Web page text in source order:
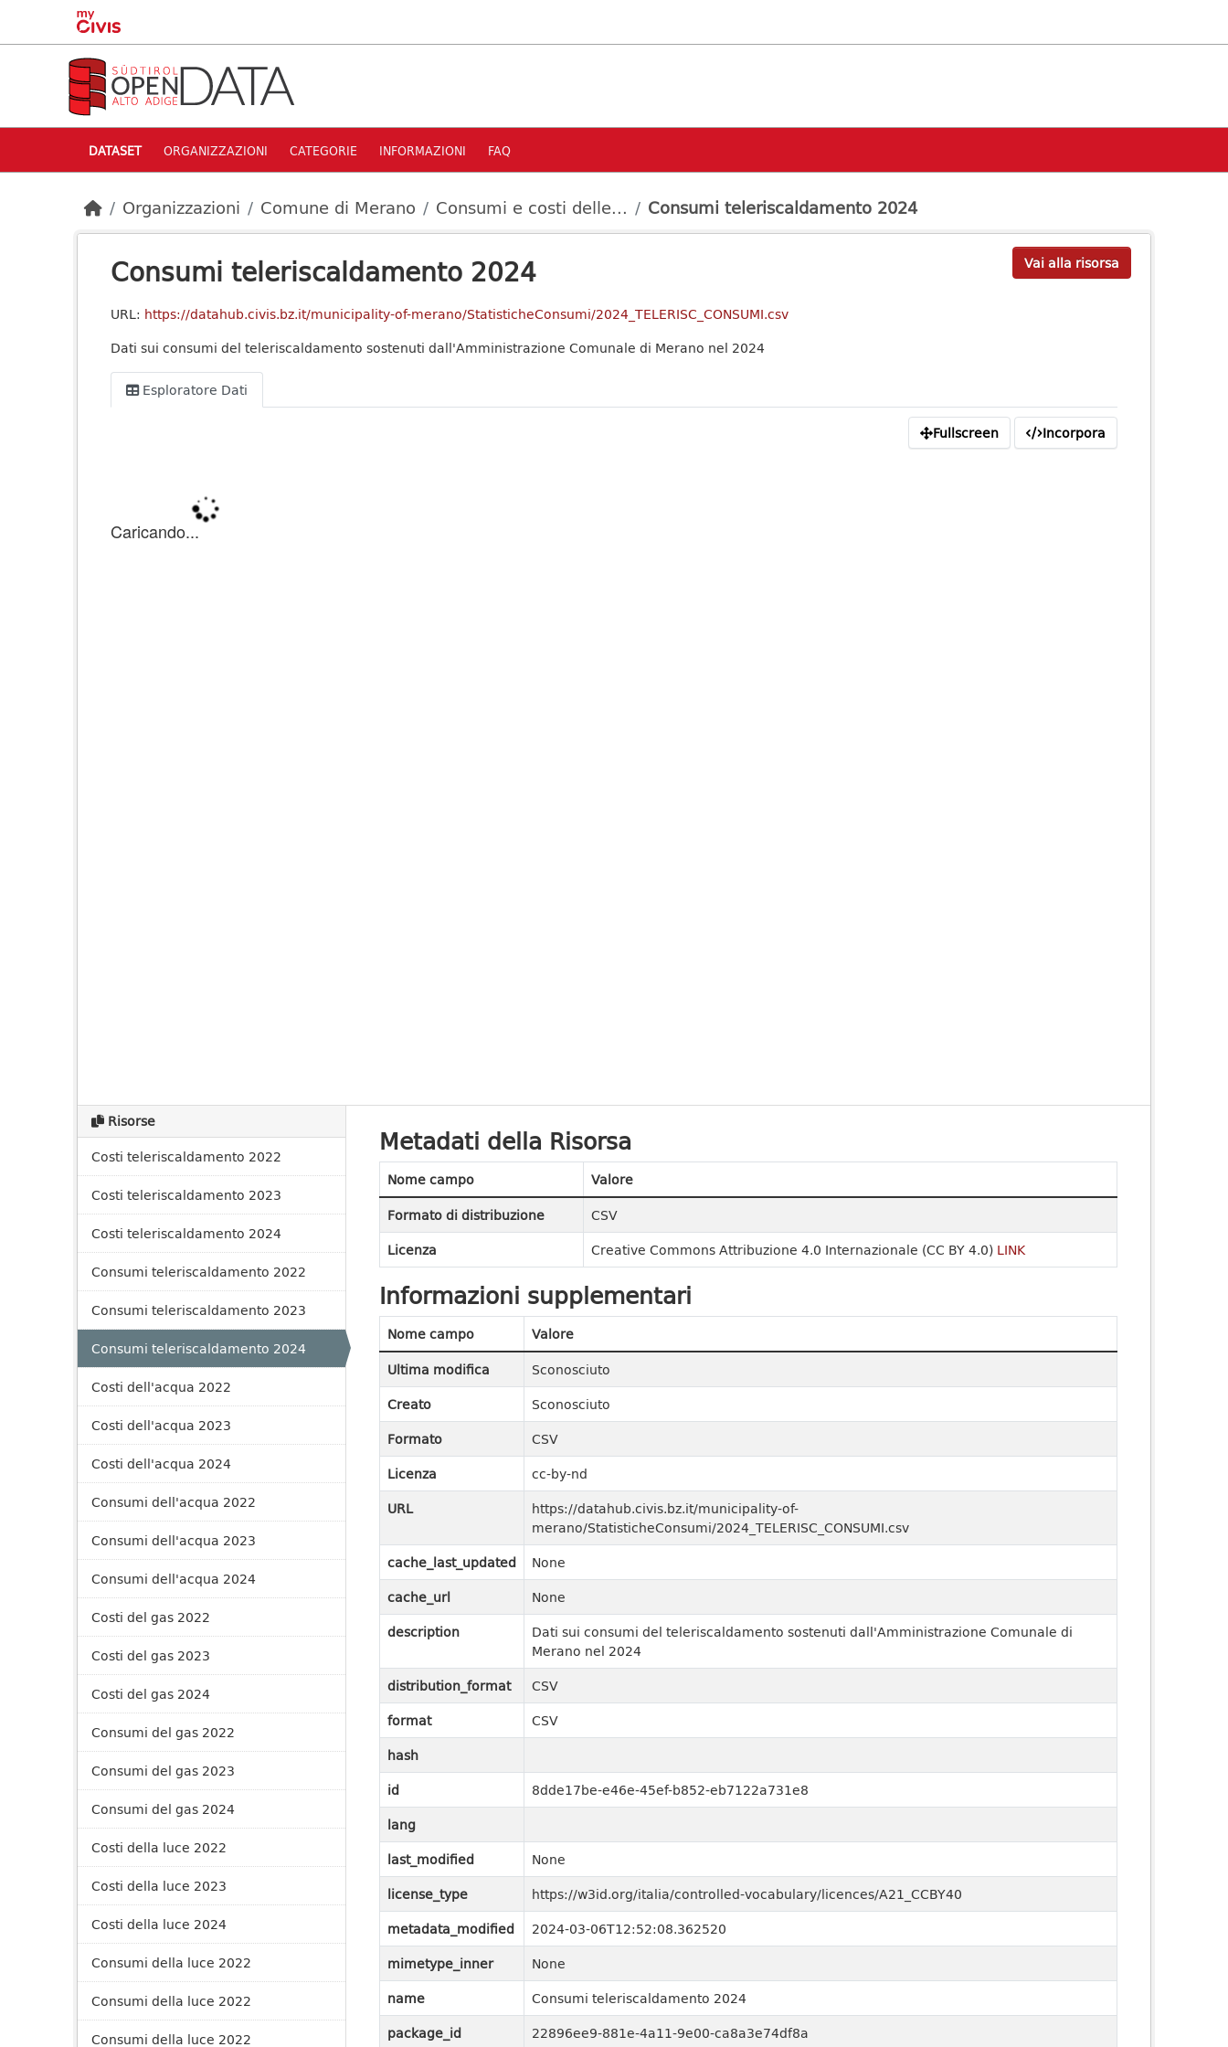
Skip to main content
DATASET ORGANIZZAZIONI CATEGORIE INFORMAZIONI FAQ
Organizzazioni Comune di Merano Consumi e costi delle... Consumi teleriscaldamento 2024
Vai alla risorsa
Consumi teleriscaldamento 2024
URL: https://datahub.civis.bz.it/municipality-of-merano/StatisticheConsumi/2024_TELERISC_CONSUMI.csv
Dati sui consumi del teleriscaldamento sostenuti dall'Amministrazione Comunale di Merano nel 2024
Esploratore Dati
Fullscreen Incorpora
Risorse
Costi teleriscaldamento 2022
Costi teleriscaldamento 2023
Costi teleriscaldamento 2024
Consumi teleriscaldamento 2022
Consumi teleriscaldamento 2023
Consumi teleriscaldamento 2024
Costi dell'acqua 2022
Costi dell'acqua 2023
Costi dell'acqua 2024
Consumi dell'acqua 2022
Consumi dell'acqua 2023
Consumi dell'acqua 2024
Costi del gas 2022
Costi del gas 2023
Costi del gas 2024
Consumi del gas 2022
Consumi del gas 2023
Consumi del gas 2024
Costi della luce 2022
Costi della luce 2023
Costi della luce 2024
Consumi della luce 2022
Consumi della luce 2022
Consumi della luce 2022
Metadati della Risorsa
Nome campo
Valore
Formato di distribuzione
CSV
Licenza
Creative Commons Attribuzione 4.0 Internazionale (CC BY 4.0) LINK
Informazioni supplementari
Nome campo
Valore
Ultima modifica
Sconosciuto
Creato
Sconosciuto
Formato
CSV
Licenza
cc-by-nd
URL
https://datahub.civis.bz.it/municipality-of-
merano/StatisticheConsumi/2024_TELERISC_CONSUMI.csv
cache_last_updated
None
cache_url
None
description
Dati sui consumi del teleriscaldamento sostenuti dall'Amministrazione Comunale di
Merano nel 2024
distribution_format
CSV
format
CSV
hash
id
8dde17be-e46e-45ef-b852-eb7122a731e8
lang
last_modified
None
license_type
https://w3id.org/italia/controlled-vocabulary/licences/A21_CCBY40
metadata_modified
2024-03-06T12:52:08.362520
mimetype_inner
None
name
Consumi teleriscaldamento 2024
package_id
22896ee9-881e-4a11-9e00-ca8a3e74df8a